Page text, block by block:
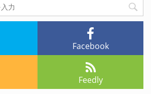
Facebook
Feedly